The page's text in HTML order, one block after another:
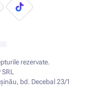
rezervate.
bd. Decebal 23/1